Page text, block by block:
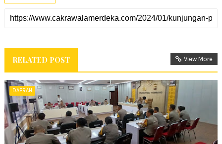
RELATED POST View More
DAERAH